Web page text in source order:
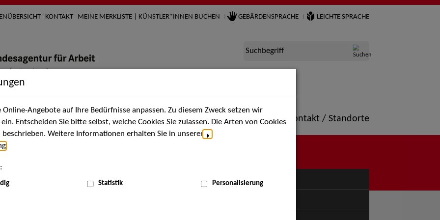
KONTAKT MEINE MERKLISTE | KÜNSTLER*INNEN BUCHEN GEBÄRDENSPRACHE LEICHTE SPRACHE
Suchbegriff
Künstler*innen Über uns Aktuelles Termine Portfolio Kontakt / Standorte
MENÜ
Angebote auf Ihre Bedürfnisse anpassen. Zu diesem Zweck setzen wir
Entscheiden Sie bitte selbst, welche Cookies Sie zulassen. Die Arten von Cookies
Weitere Informationen erhalten Sie in unserer
Statistik Personalisierung